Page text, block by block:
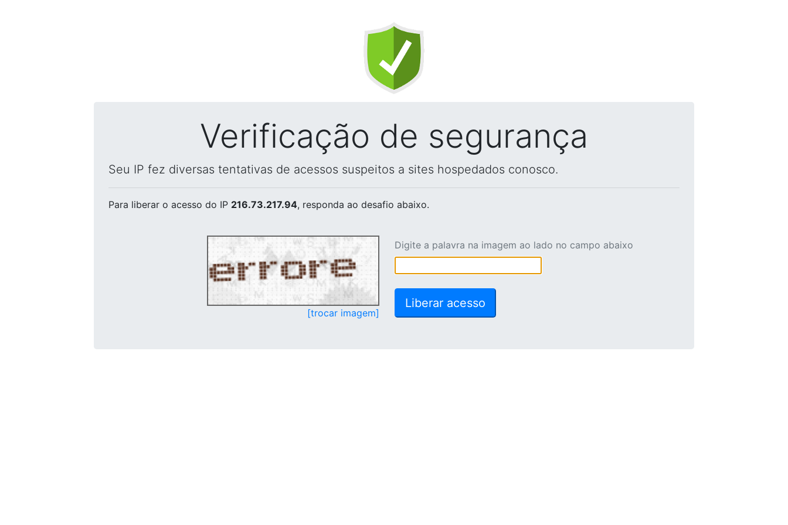
Verificação de segurança
Seu IP fez diversas tentativas de acessos suspeitos a sites hospedados conosco.
Para liberar o acesso do IP 216.73.217.94, responda ao desafio abaixo.
[trocar imagem]
Digite a palavra na imagem ao lado no campo abaixo